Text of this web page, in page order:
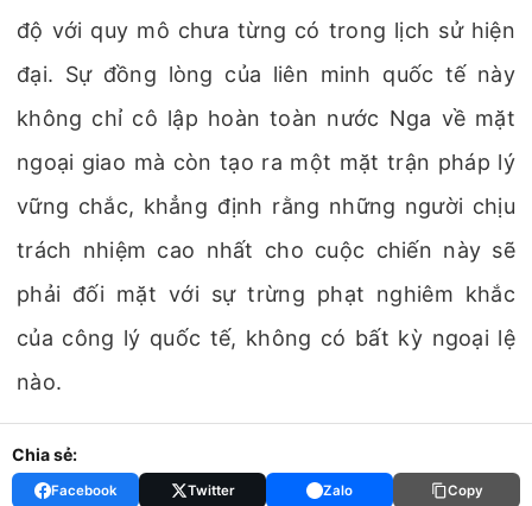
độ với quy mô chưa từng có trong lịch sử hiện
đại. Sự đồng lòng của liên minh quốc tế này
không chỉ cô lập hoàn toàn nước Nga về mặt
ngoại giao mà còn tạo ra một mặt trận pháp lý
vững chắc, khẳng định rằng những người chịu
trách nhiệm cao nhất cho cuộc chiến này sẽ
phải đối mặt với sự trừng phạt nghiêm khắc
của công lý quốc tế, không có bất kỳ ngoại lệ
nào.
Chia sẻ:
Facebook Twitter Zalo Copy